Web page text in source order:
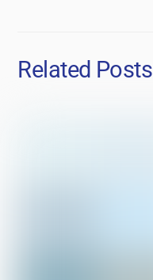
Related Posts